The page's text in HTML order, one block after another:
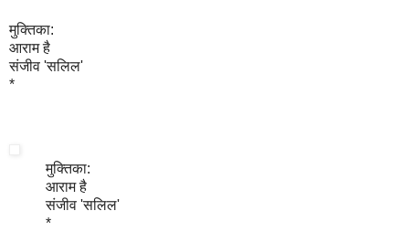
मुक्तिका:
आराम है
संजीव 'सलिल'
*
मुक्तिका:
आराम है
संजीव 'सलिल'
*